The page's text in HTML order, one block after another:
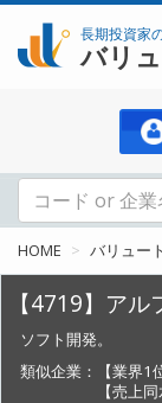
長期投資家
バリ
HOME バリュー
【4719】ア
ソフト開発。
類似企業：
【業界1
【売上同